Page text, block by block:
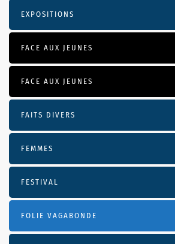
EXPOSITIONS
FACE AUX JEUNES
FACE AUX JEUNES
FAITS DIVERS
FEMMES
FESTIVAL
FOLIE VAGABONDE